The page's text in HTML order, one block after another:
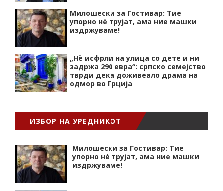
Милошески за Гостивар: Тие
упорно нѐ трујат, ама ние машки
издржуваме!
„Нѐ исфрли на улица со дете и ни
задржа 290 евра“: српско семејство
тврди дека доживеало драма на
одмор во Грција
ИЗБОР НА УРЕДНИКОТ
Милошески за Гостивар: Тие
упорно нѐ трујат, ама ние машки
издржуваме!